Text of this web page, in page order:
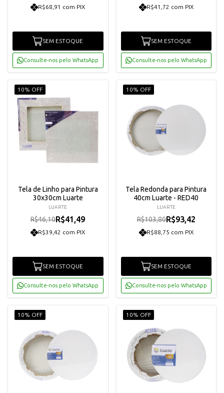
R$68,91 com PIX
SEM ESTOQUE
Consulte-nos pelo WhatsApp
R$41,72 com PIX
SEM ESTOQUE
Consulte-nos pelo WhatsApp
10% OFF
Tela de Linho para Pintura
30x30cm Luarte
LUARTE
R$46,10R$41,49
R$39,42 com PIX
SEM ESTOQUE
Consulte-nos pelo WhatsApp
10% OFF
Tela Redonda para Pintura
40cm Luarte - RED40
LUARTE
R$103,80R$93,42
R$88,75 com PIX
SEM ESTOQUE
Consulte-nos pelo WhatsApp
10% OFF 10% OFF